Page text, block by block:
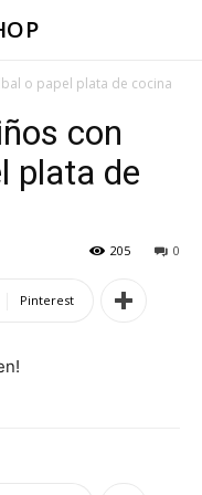
o papel plata de cocina
con
plata de
0
205
Pinterest